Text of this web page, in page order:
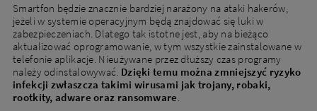
Smartfon będzie znacznie bardziej narażony na ataki hakerów,
jeżeli w systemie operacyjnym będą znajdować się luki w
zabezpieczeniach. Dlatego tak istotne jest, aby na bieżąco
aktualizować oprogramowanie, w tym wszystkie zainstalowane w
telefonie aplikacje. Nieużywane przez dłuższy czas programy
należy odinstalowywać. Dzięki temu można zmniejszyć ryzyko
infekcji zwłaszcza takimi wirusami jak trojany, robaki,
rootkity, adware oraz ransomware